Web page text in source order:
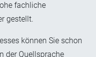
fachliche
gestellt.
können Sie schon
der Quellsprache